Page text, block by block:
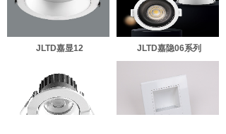
JLTD嘉显12 JLTD嘉隐06系列